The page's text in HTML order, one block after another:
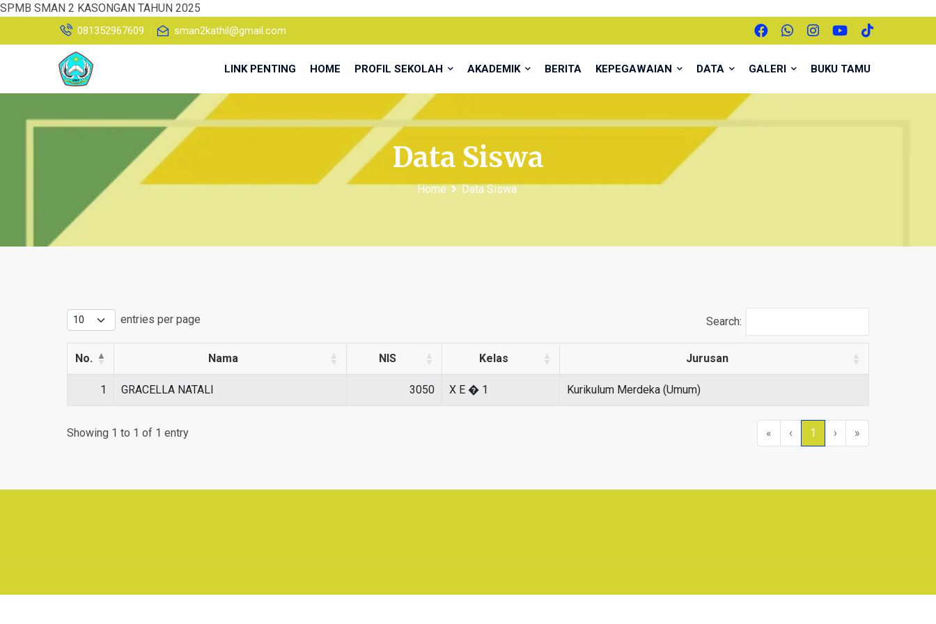
SPMB SMAN 2 KASONGAN TAHUN 2025
081352967609 sman2kathil@gmail.com
LINK PENTING HOME PROFIL SEKOLAH AKADEMIK BERITA KEPEGAWAIAN DATA GALERI BUKU TAMU
Data Siswa
Home Data Siswa
entries per page Search:
No. Nama NIS Kelas Jurusan
1 GRACELLA NATALI 3050 X E � 1 Kurikulum Merdeka (Umum)
Showing 1 to 1 of 1 entry « ‹ 1 › »